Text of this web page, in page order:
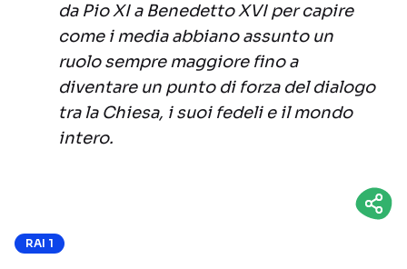
da Pio XI a Benedetto XVI per capire
come i media abbiano assunto un
ruolo sempre maggiore fino a
diventare un punto di forza del dialogo
tra la Chiesa, i suoi fedeli e il mondo
intero.
RAI 1